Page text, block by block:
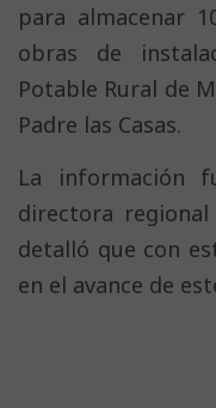
para almacenar
obras de
Potable Rural de
Padre las Casas.
La información
directora
detalló que con
en el avance de